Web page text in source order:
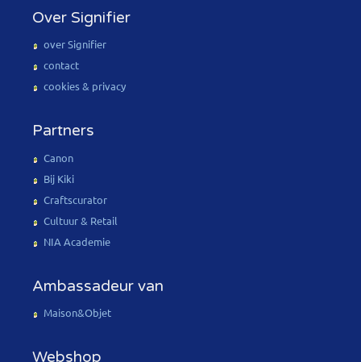
Over Signifier
over Signifier
contact
cookies & privacy
Partners
Canon
Bij Kiki
Craftscurator
Cultuur & Retail
NIA Academie
Ambassadeur van
Maison&Objet
Webshop